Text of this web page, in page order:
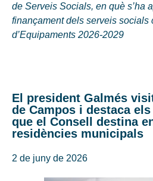
de Serveis Socials, en què s’ha
finançament dels serveis socials
d’Equipaments 2026-2029
El president Galmés
de Campos i destaca
que el Consell destina
residències municipals
2 de juny de 2026